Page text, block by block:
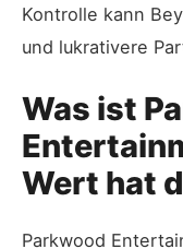
Kontrolle kann
und lukrativere
Was ist
Wert hat
Parkwood